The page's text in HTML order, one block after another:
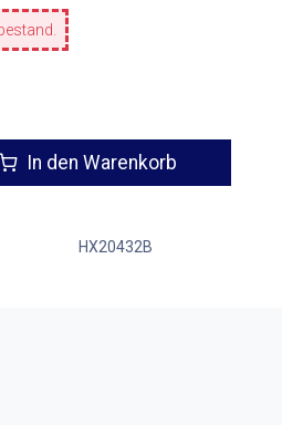
In den Warenkorb
HX20432B